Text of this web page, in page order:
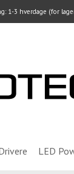
1-3 hverdage (for
LED